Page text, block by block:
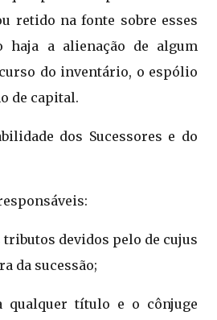
retido na fonte sobre esses
haja a alienação de algum
do inventário, o espólio
de capital.
dos Sucessores e do
devidos pelo de cujus
da sucessão;
título e o cônjuge